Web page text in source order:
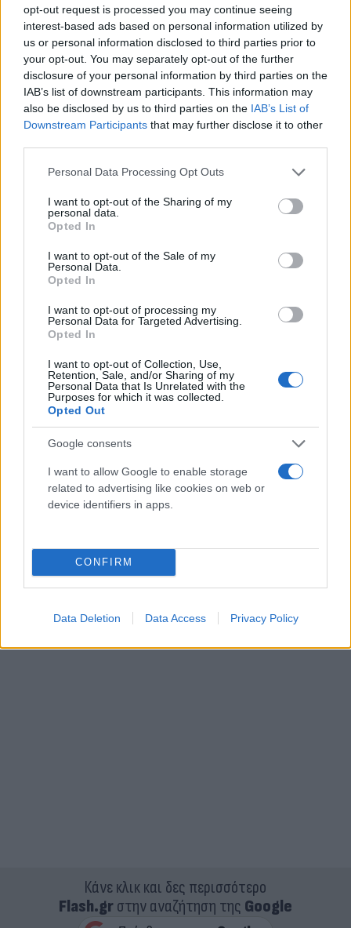
opt-out request is processed you may continue seeing
interest-based ads based on personal information utilized by
us or personal information disclosed to third parties prior to
your opt-out. You may separately opt-out of the further
disclosure of your personal information by third parties on the
IAB’s list of downstream participants. This information may
also be disclosed by us to third parties on the IAB’s List of
Downstream Participants that may further disclose it to other
Please note that this website/app uses one or more Google
not limited to your visit or usage behaviour. You may click to
grant or deny consent to Google and its third-party tags to
use your data for below specified purposes in below Google
consent section.
Personal Data Processing Opt Outs
I want to opt-out of the Sharing of my
personal data.
Opted In
I want to opt-out of the Sale of my
Personal Data.
Opted In
I want to opt-out of processing my
Personal Data for Targeted Advertising.
Opted In
I want to opt-out of Collection, Use,
Retention, Sale, and/or Sharing of my
Personal Data that Is Unrelated with the
Purposes for which it was collected.
Opted Out
Google consents
I want to allow Google to enable storage
related to advertising like cookies on web or
device identifiers in apps.
CONFIRM
Data Deletion Data Access Privacy Policy
Στην έκθεση συμπεριλήφθηκαν ζητήματα όπως ο
μεταβαλλόμενος ρόλος του ΝΑΤΟ, το μέλλον της
διατλαντικής συνεργασίας, οι δυνατότητες
ενεργειακής αυτονομίας της Ευρωπαϊκής Ένωσης,
το μεταναστευτικό και η κυβερνοασφάλεια.
Επισημαίνεται, ότι τα παραπάνω εναλλακτικά
σενάρια δεν συνιστούν προβλέψεις για το μέλλον,
μεθοδολογικά εργαλεία που χρησιμεύουν
στην καλύτερη προετοιμασία για την
αξιοποίηση δυνητικών ευκαιριών που επιφυλάσσει
το μέλλον.
Κάνε κλικ και δες περισσότερο
Flash.grστην αναζήτηση της Google